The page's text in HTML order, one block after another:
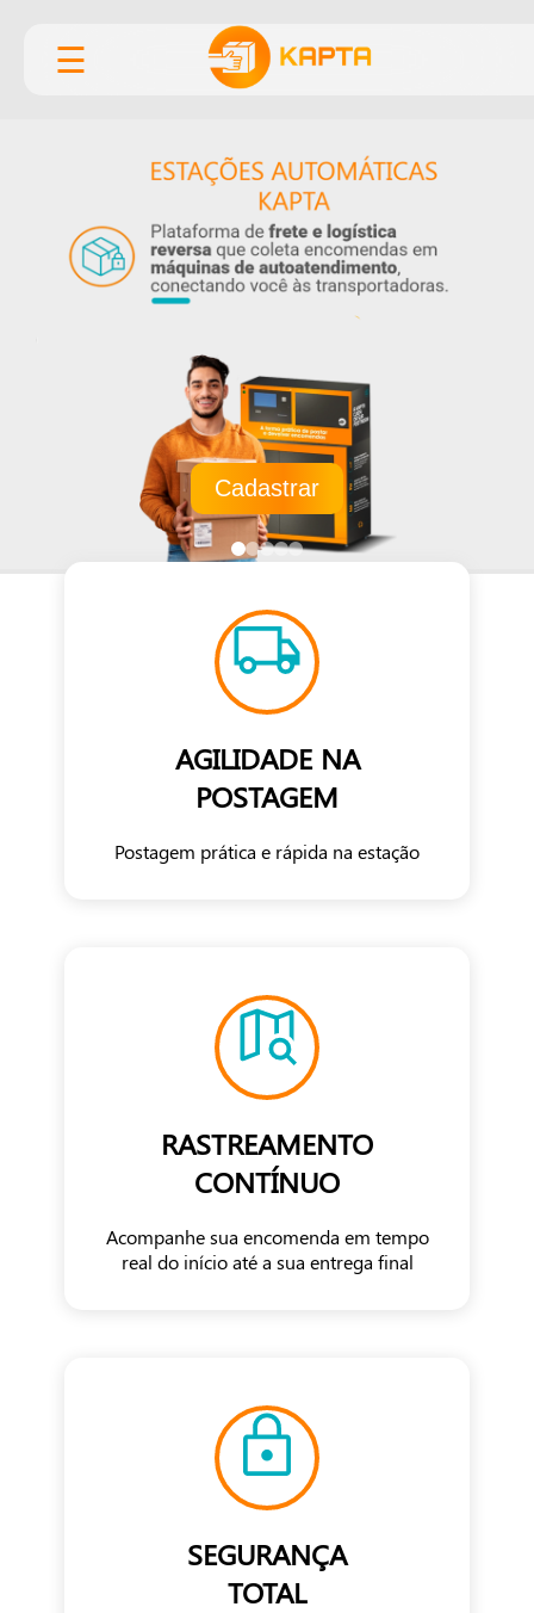
☰
Cadastrar
AGILIDADE NA
POSTAGEM
Postagem prática e rápida na estação
RASTREAMENTO
CONTÍNUO
Acompanhe sua encomenda em tempo
real do início até a sua entrega final
SEGURANÇA
TOTAL